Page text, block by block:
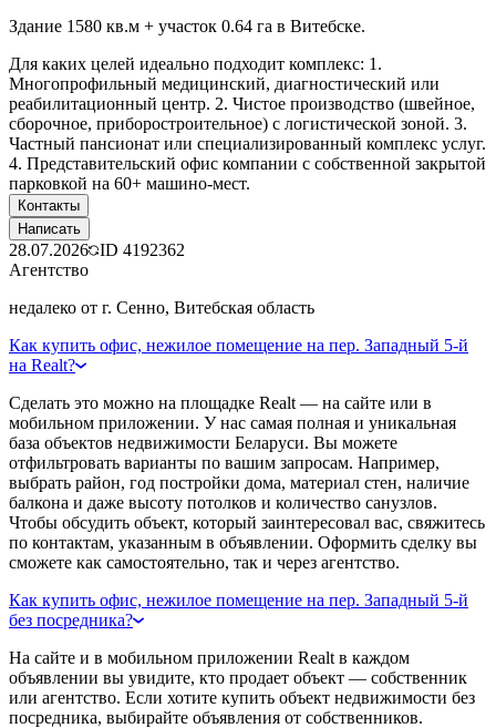
Здание 1580 кв.м + участок 0.64 га в Витебске.
Для каких целей идеально подходит комплекс: 1.
Многопрофильный медицинский, диагностический или
реабилитационный центр. 2. Чистое производство (швейное,
сборочное, приборостроительное) с логистической зоной. 3.
Частный пансионат или специализированный комплекс услуг.
4. Представительский офис компании с собственной закрытой
парковкой на 60+ машино-мест.
Контакты
Написать
28.07.2026 ID 4192362
Агентство
недалеко от г. Сенно, Витебская область
Как купить офис, нежилое помещение на пер. Западный 5-й
на Realt?
Сделать это можно на площадке Realt — на сайте или в
мобильном приложении. У нас самая полная и уникальная
база объектов недвижимости Беларуси. Вы можете
отфильтровать варианты по вашим запросам. Например,
выбрать район, год постройки дома, материал стен, наличие
балкона и даже высоту потолков и количество санузлов.
Чтобы обсудить объект, который заинтересовал вас, свяжитесь
по контактам, указанным в объявлении. Оформить сделку вы
сможете как самостоятельно, так и через агентство.
Как купить офис, нежилое помещение на пер. Западный 5-й
без посредника?
На сайте и в мобильном приложении Realt в каждом
объявлении вы увидите, кто продает объект — собственник
или агентство. Если хотите купить объект недвижимости без
посредника, выбирайте объявления от собственников.